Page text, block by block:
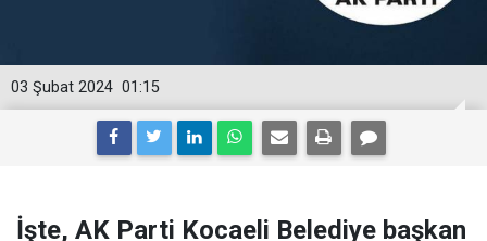
01:15
03 Şubat 2024
İşte, AK Parti Kocaeli Belediye başkan